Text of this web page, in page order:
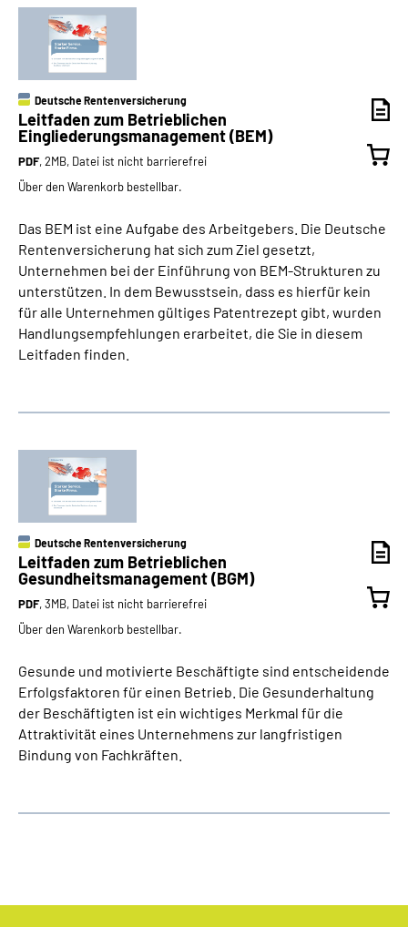
Deutsche Rentenversicherung
Leitfaden zum Betrieblichen
Eingliederungsmanagement (BEM)
PDF, 2MB, Datei ist nicht barrierefrei
Über den Warenkorb bestellbar.
Das BEM ist eine Aufgabe des Arbeitgebers. Die Deutsche
Rentenversicherung hat sich zum Ziel gesetzt,
Unternehmen bei der Einführung von BEM-Strukturen zu
unterstützen. In dem Bewusstsein, dass es hierfür kein
für alle Unternehmen gültiges Patentrezept gibt, wurden
Handlungsempfehlungen erarbeitet, die Sie in diesem
Leitfaden finden.
Deutsche Rentenversicherung
Leitfaden zum Betrieblichen
Gesundheitsmanagement (BGM)
PDF, 3MB, Datei ist nicht barrierefrei
Über den Warenkorb bestellbar.
Gesunde und motivierte Beschäftigte sind entscheidende
Erfolgsfaktoren für einen Betrieb. Die Gesunderhaltung
der Beschäftigten ist ein wichtiges Merkmal für die
Attraktivität eines Unternehmens zur langfristigen
Bindung von Fachkräften.